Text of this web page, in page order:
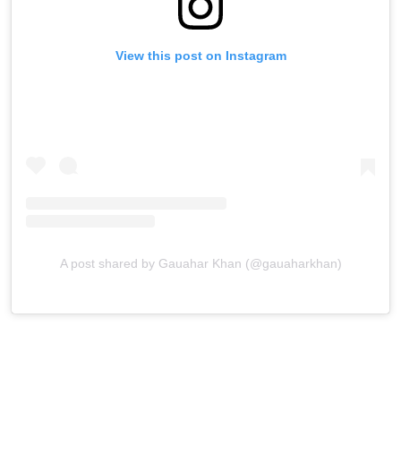
View this post on Instagram
A post shared by Gauahar Khan (@gauaharkhan)